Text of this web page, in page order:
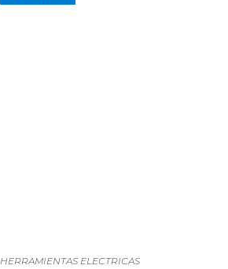
HERRAMIENTAS ELECTRICAS